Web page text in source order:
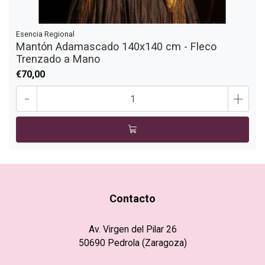
Esencia Regional
Mantón Adamascado 140x140 cm - Fleco
Trenzado a Mano
€70,00
- +
Contacto
Av. Virgen del Pilar 26
50690 Pedrola (Zaragoza)